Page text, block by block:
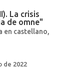
La crisis
de omne"
en castellano,
de 2022